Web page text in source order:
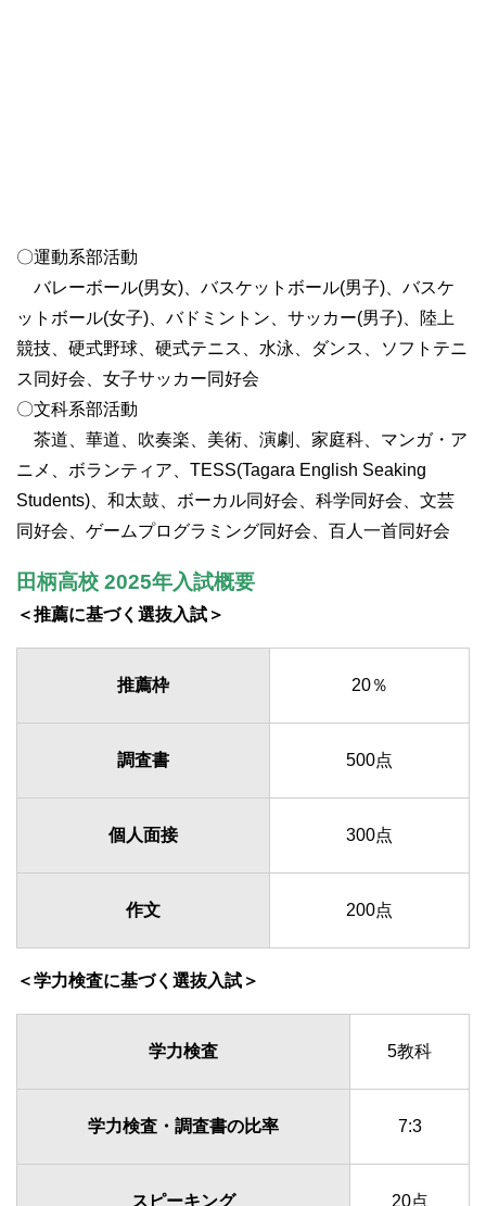
〇運動系部活動
バレーボール(男女)、バスケットボール(男子)、バスケ
ットボール(女子)、バドミントン、サッカー(男子)、陸上
競技、硬式野球、硬式テニス、水泳、ダンス、ソフトテニ
ス同好会、女子サッカー同好会
〇文科系部活動
茶道、華道、吹奏楽、美術、演劇、家庭科、マンガ・ア
ニメ、ボランティア、TESS(Tagara English Seaking
Students)、和太鼓、ボーカル同好会、科学同好会、文芸
同好会、ゲームプログラミング同好会、百人一首同好会
田柄高校 2025年入試概要
＜推薦に基づく選抜入試＞
推薦枠 20％
調査書 500点
個人面接 300点
作文 200点
＜学力検査に基づく選抜入試＞
学力検査 5教科
学力検査・調査書の比率 7:3
スピーキング 20点